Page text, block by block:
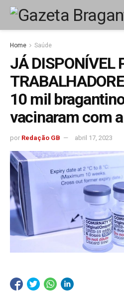
Home Saúde
JÁ DISPONÍVEL
10 mil
vacinaram com
por Redação GB abril 17, 2023